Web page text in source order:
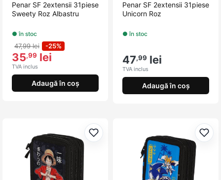
Penar SF 2extensii 31piese
Sweety Roz Albastru
● în stoc
47,99 lei -25%
35,99 lei
TVA inclus
Adaugă în coș
Penar SF 2extensii 31piese
Unicorn Roz
● în stoc
47,99 lei
TVA inclus
Adaugă în coș
Adaugă la favorite